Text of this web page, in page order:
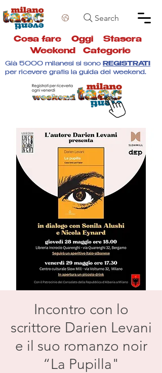
Search
Cosa fare Oggi Stasera
Weekend
Categorie
Già 5000 milanesi si sono REGISTRATI
per ricevere gratis la guida del weekend.
Incontro con lo
scrittore Darien Levani
e il suo romanzo noir
“La Pupilla"